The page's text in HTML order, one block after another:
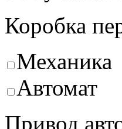
Коробка
Механика
Автомат
Привод